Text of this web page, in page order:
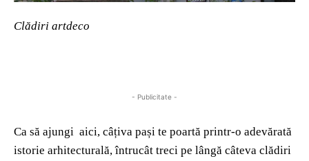
Clădiri artdeco
- Publicitate -
Ca să ajungi aici, câțiva pași te poartă printr-o adevărată
istorie arhitecturală, întrucât treci pe lângă câteva clădiri